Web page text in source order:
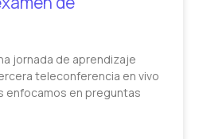
jornada de aprendizaje
teleconferencia en vivo
enfocamos en preguntas